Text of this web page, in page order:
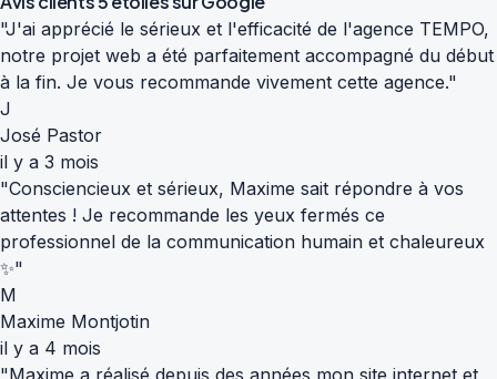
"J'ai apprécié le sérieux et l'efficacité de l'agence TEMPO,
notre projet web a été parfaitement accompagné du début
à la fin. Je vous recommande vivement cette agence."
J
José Pastor
il y a 3 mois
"Consciencieux et sérieux, Maxime sait répondre à vos
attentes ! Je recommande les yeux fermés ce
professionnel de la communication humain et chaleureux
✨"
M
Maxime Montjotin
il y a 4 mois
"Maxime a réalisé depuis des années mon site internet et